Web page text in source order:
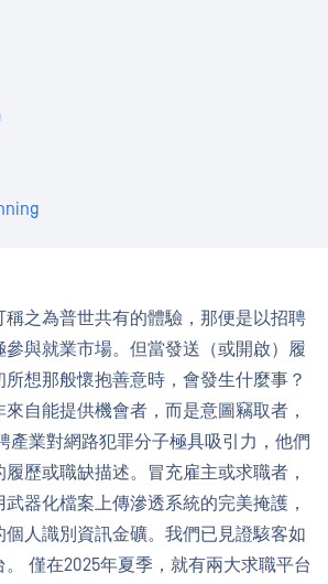
之為普世共有的體驗，那便是以招聘
與就業市場。但當發送（或開啟）履
想那般懷抱善意時，會發生什麼事？
自能提供機會者，而是意圖竊取者，
產業對網路犯罪分子極具吸引力，他們
歷或職缺描述。冒充雇主或求職者，
器化檔案上傳滲透系統的完美掩護，
人識別資訊金礦。我們已見證駭客如
僅在2025年夏季，就有兩大求職平台